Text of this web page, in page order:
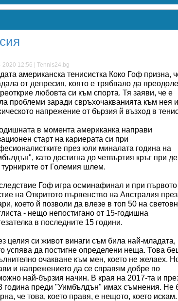
2020 12:56 | Tennis24.bg
американска тенисистка Коко Гоф призна,
от депресия, която е трябвало да
любовта си към спорта. Тя заяви, че е
проблеми заради свръхочакванията към нея и
напрежение от бързия й възход в
в момента американка направи
старт на кариерата си при
през юли миналата година на
като достигна до четвъртия кръг при
турнирите от Големия шлем.
Гоф игра осминафинал и при първото
на Откритото първенство на Австралия през
което й позволи да влезе в топ 50 на
- нещо непостигано от 15-годишна
в последните 15 години.
целия си живот винаги съм била най-младата,
успява да постигне определени неща. Това
очакване към мен, което не желаех.
и напрежението да се справям добре по
най-бързия начин. В края на 2017-та и
година преди "Уимбълдън" имах съмнения. Не
че това, което правя, е нещото, което искам.